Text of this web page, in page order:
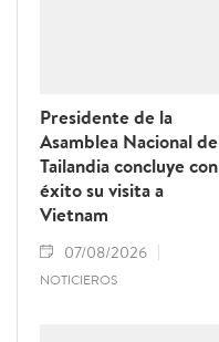
Presidente de la
Asamblea Nacional de
Tailandia concluye con
éxito su visita a
Vietnam
07/08/2026
NOTICIEROS